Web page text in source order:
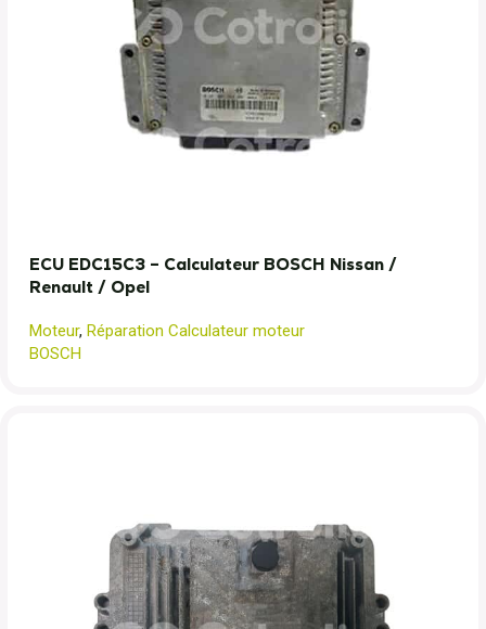
ECU EDC15C3 – Calculateur BOSCH Nissan /
Renault / Opel
Moteur, Réparation Calculateur moteur
BOSCH